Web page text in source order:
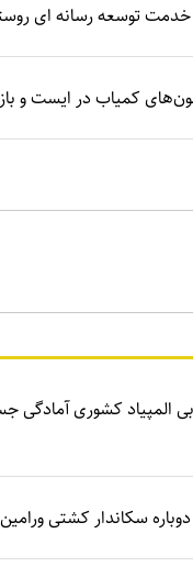
خدمت توسعه رسانه ای
کمیاب در ایست و
المپیاد کشوری آمادگی
سکاندار کشتی